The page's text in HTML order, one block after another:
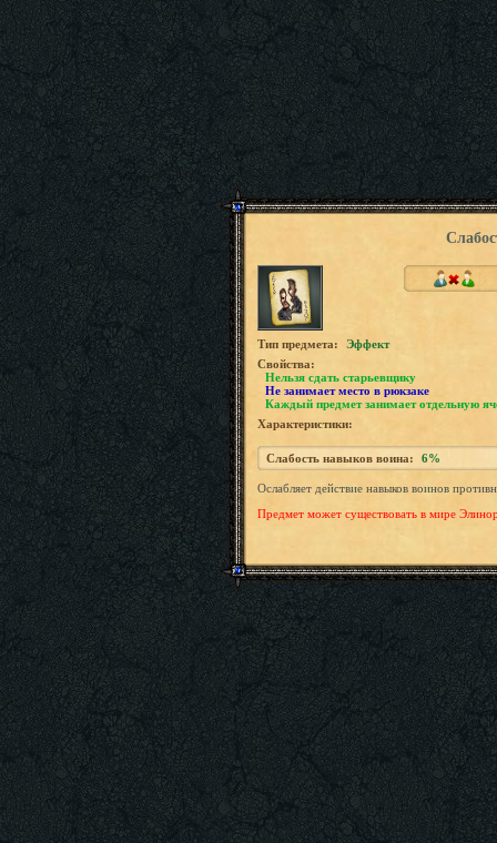
Tип предмета:
Эффект
Свойства:
Нельзя сдать старьевщику
Не занимает место в рюкзаке
Каждый предмет занимает отдельную
Характеристики:
Слабость навыков воина: 6%
Ослабляет действие навыков воинов
Предмет может существовать в мире